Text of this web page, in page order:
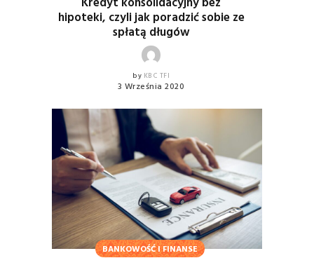
hipoteki, czyli jak poradzić sobie ze
spłatą długów
by KBC TFI
3 Września 2020
BANKOWOŚĆ I FINANSE